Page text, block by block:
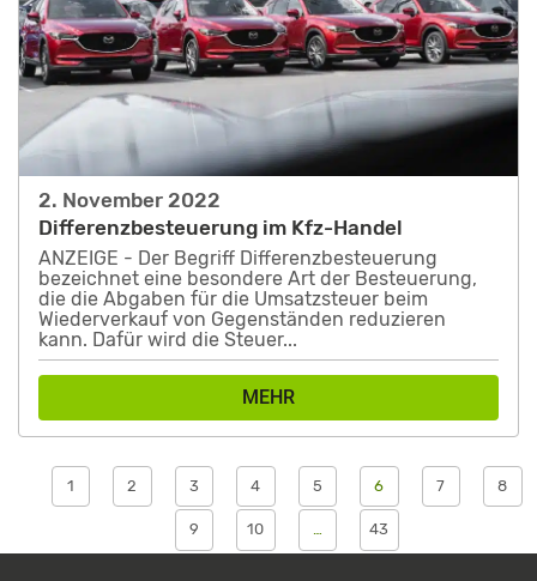
2. November 2022
Differenzbesteuerung im Kfz-Handel
ANZEIGE - Der Begriff Differenzbesteuerung
bezeichnet eine besondere Art der Besteuerung,
die die Abgaben für die Umsatzsteuer beim
Wiederverkauf von Gegenständen reduzieren
kann. Dafür wird die Steuer...
MEHR
1 2 3 4 5 6 7 8
9 10 … 43